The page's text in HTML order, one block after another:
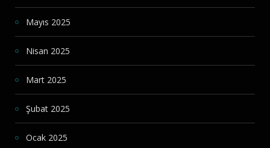
Mayıs 2025
Nisan 2025
Mart 2025
Şubat 2025
Ocak 2025